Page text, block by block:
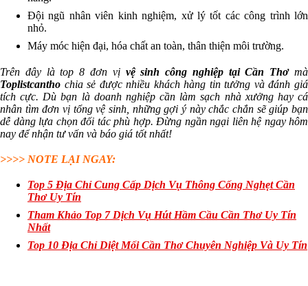
Đội ngũ nhân viên kinh nghiệm, xử lý tốt các công trình lớn
nhỏ.
Máy móc hiện đại, hóa chất an toàn, thân thiện môi trường.
Trên đây là top 8 đơn vị vệ sinh công nghiệp tại Cần Thơmà
Toplistcantho chia sẻ được nhiều khách hàng tin tưởng và đánh giá
tích cực. Dù bạn là doanh nghiệp cần làm sạch nhà xưởng hay cá
nhân tìm đơn vị tổng vệ sinh, những gợi ý này chắc chắn sẽ giúp bạn
dễ dàng lựa chọn đối tác phù hợp. Đừng ngần ngại liên hệ ngay hôm
nay để nhận tư vấn và báo giá tốt nhất!
>>>> NOTE LẠI NGAY:
Top 5 Địa Chỉ Cung Cấp Dịch Vụ Thông Cống Nghẹt Cần
Thơ Uy Tín
Tham Khảo Top 7 Dịch Vụ Hút Hầm Cầu Cần Thơ Uy Tín
Nhất
Top 10 Địa Chỉ Diệt Mối Cần Thơ Chuyên Nghiệp Và Uy Tín